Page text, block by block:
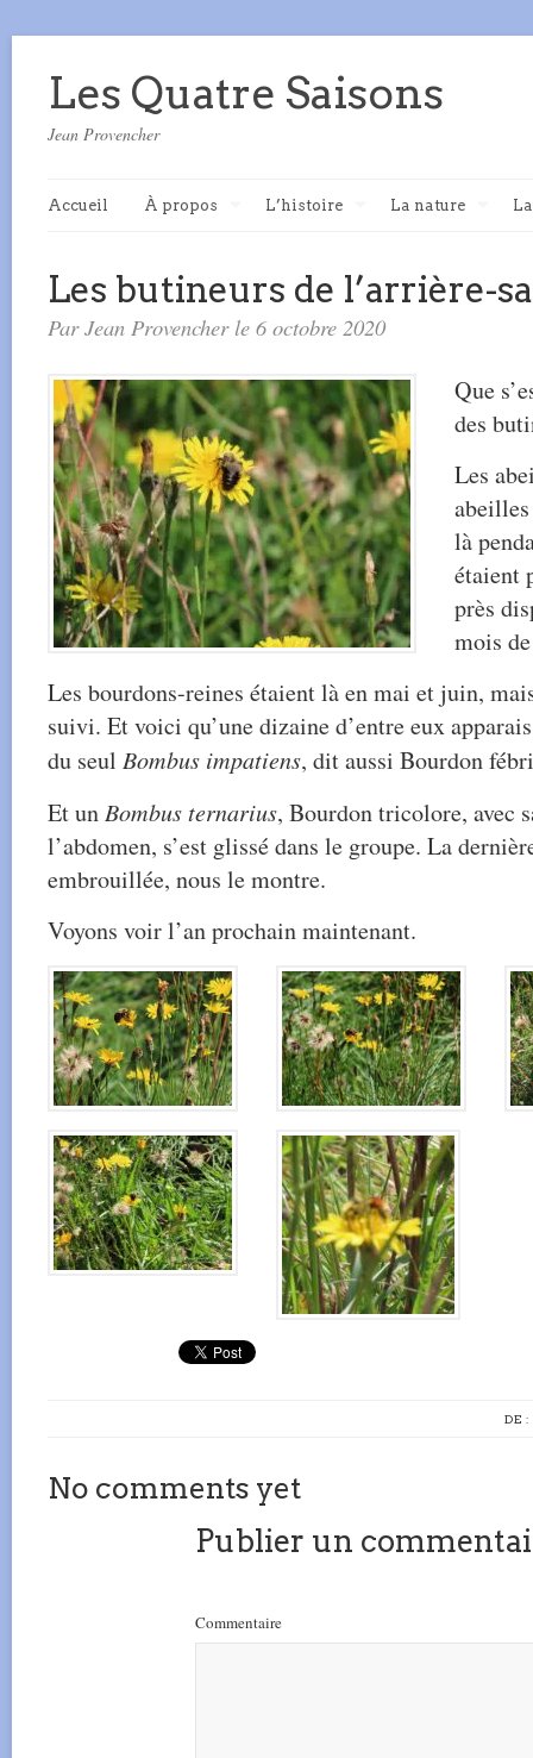
Les Quatre Saisons
Jean Provencher
Accueil À propos L’histoire La nature
Les butineurs de l’arrière-
Par Jean Provencher le 6 octobre 2020
Que
des
Les
là
étaient
près
mois
Les bourdons-reines étaient là en mai et juin,
suivi. Et voici qu’une dizaine d’entre eux
du seul Bombus impatiens, dit aussi Bourdon
Et un Bombus ternarius, Bourdon tricolore, avec
l’abdomen, s’est glissé dans le groupe. La
embrouillée, nous le montre.
Voyons voir l’an prochain maintenant.
DE :
No comments yet
Publier un
Commentaire